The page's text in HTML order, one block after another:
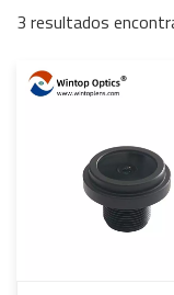
3 resultados